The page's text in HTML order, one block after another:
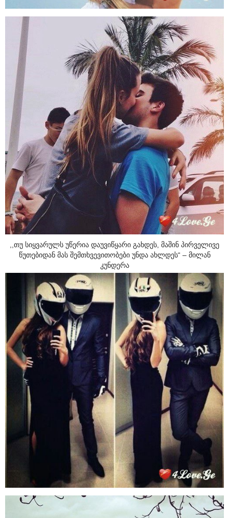
,,თუ სიყვარულს უწერია დაუვიწყარი გახდეს, მაშინ პირველივე
წუთებიდან მას შემთხვევითობები უნდა ახლდეს“ – მილან
კუნდერა